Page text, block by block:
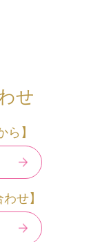
せ
ら】
せ】